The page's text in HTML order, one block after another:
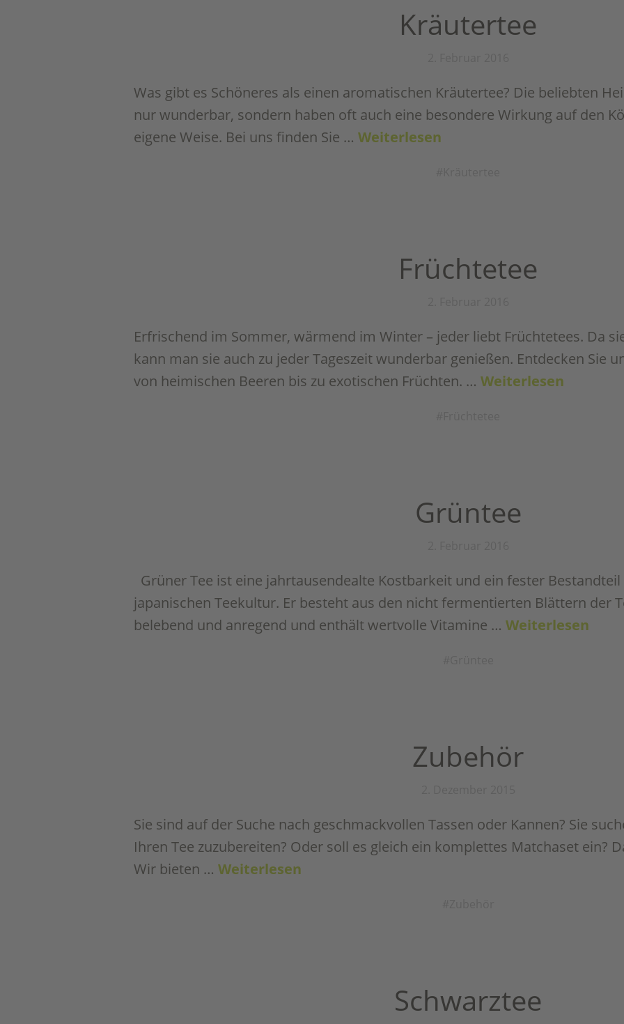
Kräutertee
Was gibt es Schöneres als einen aromatischen Kräutertee? Die beliebten
nur wunderbar, sondern haben oft auch eine besondere Wirkung auf den
eigene Weise. Bei uns finden Sie … Weiterlesen
Früchtetee
Erfrischend im Sommer, wärmend im Winter – jeder liebt Früchtetees. Da
kann man sie auch zu jeder Tageszeit wunderbar genießen. Entdecken Sie
von heimischen Beeren bis zu exotischen Früchten. … Weiterlesen
Grüntee
Grüner Tee ist eine jahrtausendealte Kostbarkeit und ein fester
japanischen Teekultur. Er besteht aus den nicht fermentierten Blättern der
belebend und anregend und enthält wertvolle Vitamine … Weiterlesen
Zubehör
Sie sind auf der Suche nach geschmackvollen Tassen oder Kannen? Sie
Ihren Tee zuzubereiten? Oder soll es gleich ein komplettes Matchaset ein?
Wir bieten … Weiterlesen
Schwarztee